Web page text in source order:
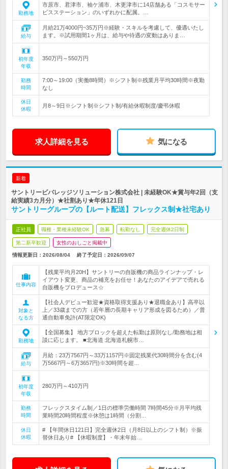
勤務地
市原市、君津市、袖ケ浦市、木更津市に14店舗ある「コスモサー
ビスステーション」のいずれかに配属。…
給与
月給21万4000円~35万円※経験・スキルを考慮して、優遇いたし
ます。※試用期間1ヶ月は、給与や待遇の変動はありま…
初年度
年収
350万円～550万円
勤務
時間
7:00～19:00（実働8時間）※シフト制※残業月平均30時間※夜勤
なし
休日
休暇
月8～9日※シフト制※シフト制/有給休暇制度/慶弔休暇
求人詳細を見る 気になる
新着
サントリービバレッジソリューション株式会社 | 未経験OK★賞与年2回（支
給実績3カ月分）★社割あり★年休121日
サントリーグループの【ルート配送】フレックス制★社宅あり
正社員 職種・業種未経験OK 急募 転勤なし 完全週休2日制
第二新卒歓迎 女性のおしごと掲載中
情報更新日：2026/08/04 終了予定日： 2026/09/07
仕事内容
【残業平均月20H】サントリーの自販機の商品ラインナップ・レ
イアウト変更、商品の補充をお任せ！あなたのアイデアで売れる
自販機をプロデュース☆
対象と
なる方
【社会人デビュー歓迎★資格取得支援あり★退職金あり】高卒以
上／33歳までの方（若年層の長期キャリア形成を図るため）／普
通自動車免許(AT限定OK)
勤務地
【全国募集】 地方ブロックを超えた転勤は原則なし/勤務地は相
談に応じます。 ■北海道 北海道札幌市…
給与
月給：23万7567円～33万1157円※固定残業代30時間分を含む(4
万5667円～6万3657円)※30時間を超…
初年度
年収
280万円～410万円
勤務
時間
フレックスタイム制／1日の標準労働時間 7時間45分※月平均残
業時間20時間程度※休憩は1時間（分割…
休日
休暇
# 【年間休日121日】完全週休2日（月8日以上のシフト制）※振
替休日あり# 【休暇制度】・年末年始…